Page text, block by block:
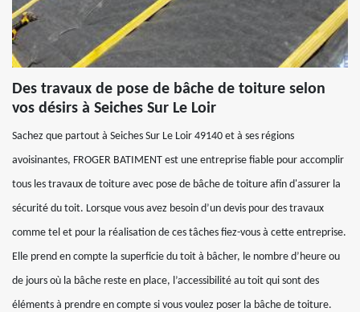
Des travaux de pose de bâche de toiture selon
vos désirs à Seiches Sur Le Loir
Sachez que partout à Seiches Sur Le Loir 49140 et à ses régions
avoisinantes, FROGER BATIMENT est une entreprise fiable pour accomplir
tous les travaux de toiture avec pose de bâche de toiture afin d'assurer la
sécurité du toit. Lorsque vous avez besoin d’un devis pour des travaux
comme tel et pour la réalisation de ces tâches fiez-vous à cette entreprise.
Elle prend en compte la superficie du toit à bâcher, le nombre d’heure ou
de jours où la bâche reste en place, l’accessibilité au toit qui sont des
éléments à prendre en compte si vous voulez poser la bâche de toiture.